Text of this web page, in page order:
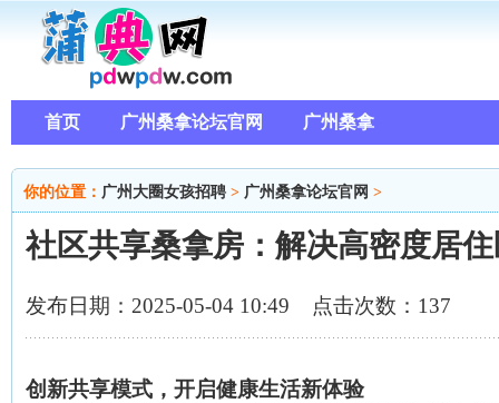
首页 广州桑拿论坛官网 广州桑拿
你的位置： 广州大圈女孩招聘 > 广州桑拿论坛官网 >
社区共享桑拿房：解决高密度居
发布日期：2025-05-04 10:49 点击次数：137
创新共享模式，开启健康生活新体验